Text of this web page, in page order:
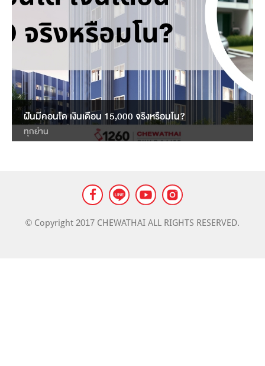
LIFESTYLE
COOL STUFF
LANDMARK
MASS TRANSIT NEWS
ฝันมีคอนโด เงินเดือน 15,000 จริงหรือมโน?
ทุกย่าน
© Copyright 2017 CHEWATHAI ALL RIGHTS RESERVED.